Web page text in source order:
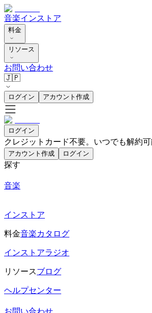
音楽インストア
料金
リソース
お問い合わせ
🇯🇵
ログイン アカウント作成
ログイン
クレジットカード不要。いつでも解約可
アカウント作成 ログイン
探す
音楽
インストア
料金音楽カタログ
インストアラジオ
リソースブログ
ヘルプセンター
お問い合わせ